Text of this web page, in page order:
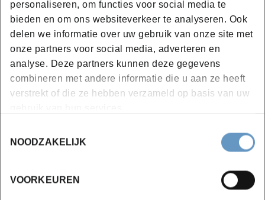
personaliseren, om functies voor social media te
bieden en om ons websiteverkeer te analyseren. Ook
delen we informatie over uw gebruik van onze site met
onze partners voor social media, adverteren en
analyse. Deze partners kunnen deze gegevens
combineren met andere informatie die u aan ze heeft
verstrekt of die ze hebben verzameld op basis van uw
NOODZAKELIJK
VOORKEUREN
Het optimaliseren en diepteglans geven aan ons voertuig
wordt gegeven in de'opleiding polieren'.
Bijkomende info
Het is mogelijk een spotrepair op je eigen wagen te
snel
is. Wij raden u aan uw inschrijving niet te lang uit te